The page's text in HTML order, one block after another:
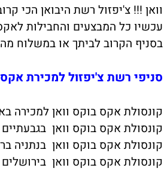
וואן !!! צ'יפזול רשת היבואן הכי
עכשיו כל המבצעים והחבילות
בסניף הקרוב לביתך או במשלוח
סניפי רשת צ'יפזול למכירת אקס
קונסולת אקס בוקס וואן למכירה
קונסולת אקס בוקס וואן בגבעתיים
קונסולת אקס בוקס וואן בנתניה
קונסולת אקס בוקס וואן בירושלים